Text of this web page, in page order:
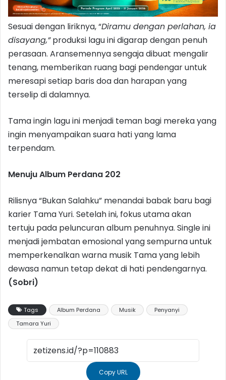
Sesuai dengan liriknya, “Diramu dengan perlahan, ia
disayang,”produksi lagu ini digarap dengan penuh
perasaan. Aransemennya sengaja dibuat mengalir
tenang, memberikan ruang bagi pendengar untuk
meresapi setiap baris doa dan harapan yang
terselip di dalamnya.
Tama ingin lagu ini menjadi teman bagi mereka yang
ingin menyampaikan suara hati yang lama
terpendam.
Menuju Album Perdana 202
Rilisnya “Bukan Salahku” menandai babak baru bagi
karier Tama Yuri. Setelah ini, fokus utama akan
tertuju pada peluncuran album penuhnya. Single ini
menjadi jembatan emosional yang sempurna untuk
memperkenalkan warna musik Tama yang lebih
dewasa namun tetap dekat di hati pendengarnya.
(Sobri)
Tags Album Perdana Musik
Penyanyi
Tamara Yuri
Copy URL